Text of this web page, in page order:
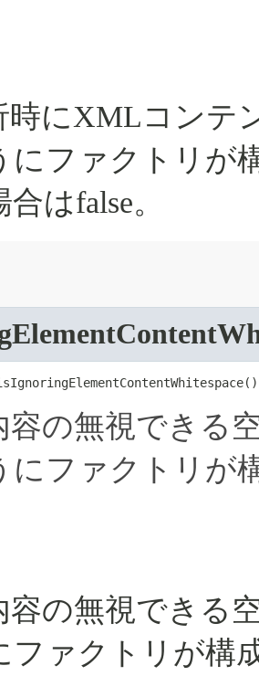
時にXMLコンテ
にファクトリが
はfalse。
容の無視できる
にファクトリが
容の無視できる
ファクトリが構